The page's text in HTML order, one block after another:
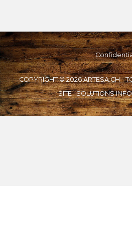
Développement de la bande
Dimensions de la table
Dimensions de la table pour
Poids
COPYRIGHT © 2026 ARTESA.CH -
| SITE :SOLUTIONS